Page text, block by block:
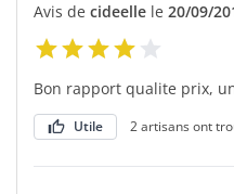
Avis de cideelle le 20/09/
Bon rapport qualite prix,
Utile 2 artisans ont